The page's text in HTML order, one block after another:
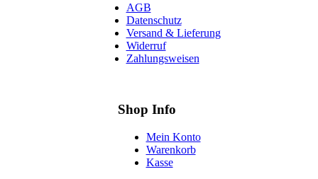
AGB
Datenschutz
Versand & Lieferung
Widerruf
Zahlungsweisen
Shop Info
Mein Konto
Warenkorb
Kasse